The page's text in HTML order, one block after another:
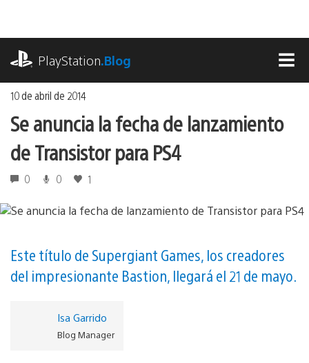
contenido
PlayStation.Blog
10 de abril de 2014
Se anuncia la fecha de lanzamiento
de Transistor para PS4
0 0 1
Este título de Supergiant Games, los creadores
del impresionante Bastion, llegará el 21 de mayo.
Isa Garrido
Blog Manager